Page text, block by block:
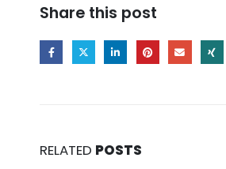
Share this post
RELATED POSTS